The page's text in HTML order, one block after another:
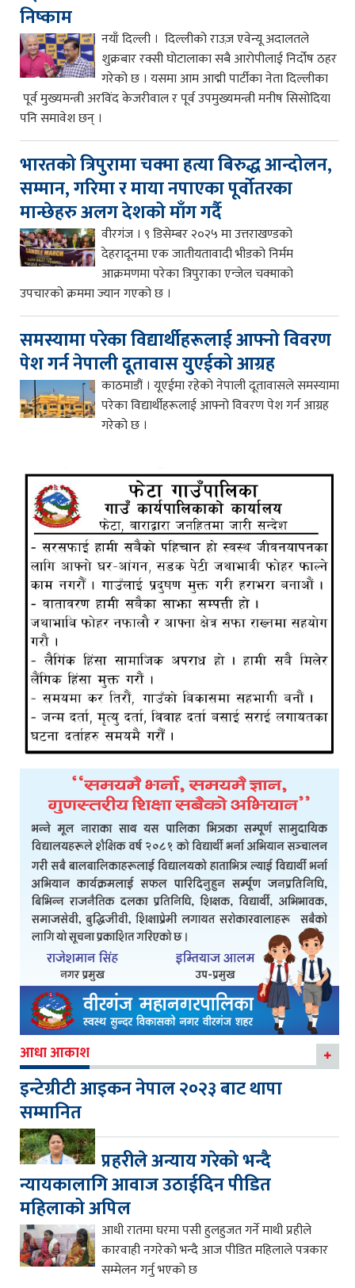
निष्काम
नयाँ दिल्ली । दिल्लीको राउज़ एवेन्यू अदालतले
शुक्रबार रक्सी घोटालाका सबै आरोपीलाई निर्दोष ठहर
गरेको छ । यसमा आम आद्मी पार्टीका नेता दिल्लीका
पूर्व मुख्यमन्त्री अरविंद केजरीवाल र पूर्व उपमुख्यमन्त्री मनीष सिसोदिया
पनि समावेश छन् ।
भारतको त्रिपुरामा चक्मा हत्या बिरुद्ध आन्दोलन,
सम्मान, गरिमा र माया नपाएका पूर्वोतरका
मान्छेहरु अलग देशको माँग गर्दै
वीरगंज । ९ डिसेम्बर २०२५ मा उत्तराखण्डको
देहरादूनमा एक जातीयतावादी भीडको निर्मम
आक्रमणमा परेका त्रिपुराका एन्जेल चक्माको
उपचारको क्रममा ज्यान गएको छ ।
समस्यामा परेका विद्यार्थीहरूलाई आफ्नो विवरण
पेश गर्न नेपाली दूतावास युएईको आग्रह
काठमाडौं । यूएईमा रहेको नेपाली दूतावासले समस्यामा
परेका विद्यार्थीहरूलाई आफ्नो विवरण पेश गर्न आग्रह
गरेको छ ।
आधा आकाश
इन्टेग्रीटी आइकन नेपाल २०२३ बाट थापा
सम्मानित
प्रहरीले अन्याय गरेको भन्दै
न्यायकालागि आवाज उठाईदिन पीडित
महिलाको अपिल
आधी रातमा घरमा पसी हुलहुजत गर्ने माथी प्रहीले
कारवाही नगरेको भन्दै आज पीडित महिलाले पत्रकार
सम्मेलन गर्नु भएको छ